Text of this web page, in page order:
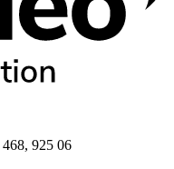
925 06